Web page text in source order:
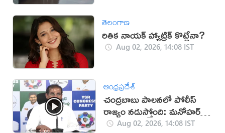
తెలంగాణ
రితిక నాయక్ హ్యాట్రిక్ కొట్టేనా?
Aug 02, 2026, 14:08 IST
ఆంధ్రప్రదేశ్
చంద్రబాబు పాలనలో పోలీస్
రాజ్యం నడుస్తోంది: మనోహర్
రెడ్డి Aug 02, 2026, 14:08 IST